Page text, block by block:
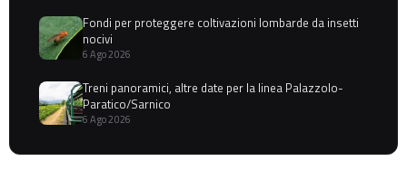
Fondi per proteggere coltivazioni lombarde da insetti
nocivi
6 Ago 2026
Treni panoramici, altre date per la linea Palazzolo-
Paratico/Sarnico
6 Ago 2026